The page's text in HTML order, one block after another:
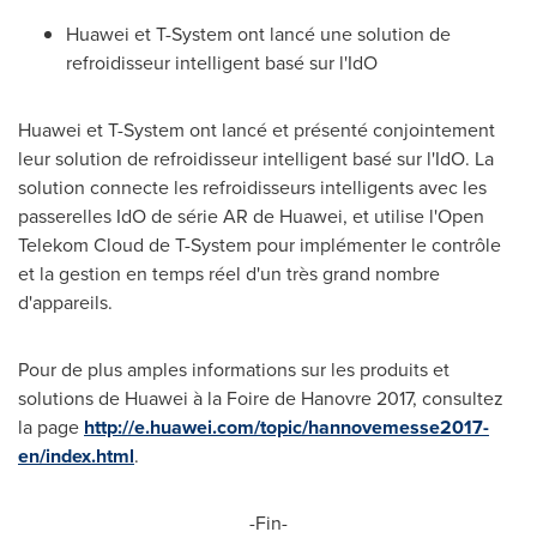
Huawei et T-System ont lancé une solution de
refroidisseur intelligent basé sur l'IdO
Huawei et T-System ont lancé et présenté conjointement
leur solution de refroidisseur intelligent basé sur l'IdO. La
solution connecte les refroidisseurs intelligents avec les
passerelles IdO de série AR de Huawei, et utilise l'Open
Telekom Cloud de T-System pour implémenter le contrôle
et la gestion en temps réel d'un très grand nombre
d'appareils.
Pour de plus amples informations sur les produits et
solutions de Huawei à la Foire de Hanovre 2017, consultez
la page http://e.huawei.com/topic/hannovemesse2017-
en/index.html.
-Fin-